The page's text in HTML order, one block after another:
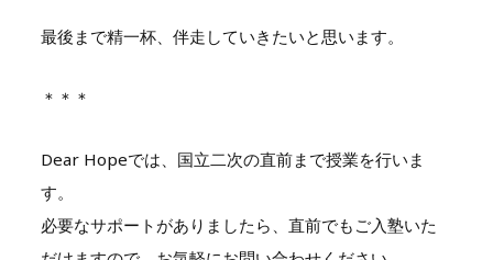
最後まで精一杯、伴走していきたいと思います。
＊＊＊
Dear Hopeでは、国立二次の直前まで授業を行いま
す。
必要なサポートがありましたら、直前でもご入塾いた